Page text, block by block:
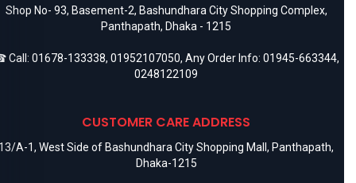
Shop No- 93, Basement-2, Bashundhara City Shopping Complex,
Panthapath, Dhaka - 1215
Call: 01678-133338, 01952107050, Any Order Info: 01945-663344,
0248122109
CUSTOMER CARE ADDRESS
A-1, West Side of Bashundhara City Shopping Mall, Panthapath,
Dhaka-1215